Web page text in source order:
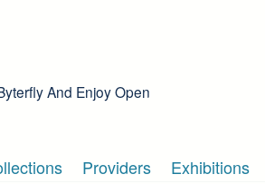
And Enjoy Open
Providers Exhibitions